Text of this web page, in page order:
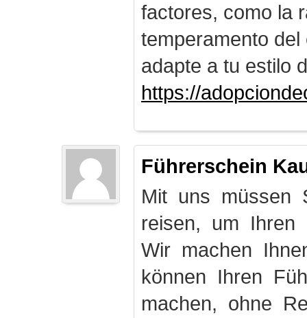
factores, como la
temperamento
adapte a tu estilo
https://
Führerschein
Mit uns müssen
reisen, um Ihren
Wir machen
können Ihren
machen, ohne